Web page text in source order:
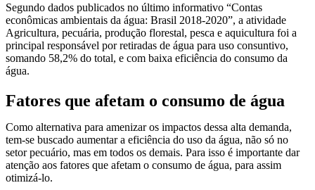
Segundo dados publicados no último informativo “Contas
econômicas ambientais da água: Brasil 2018-2020”, a atividade
Agricultura, pecuária, produção florestal, pesca e aquicultura foi a
principal responsável por retiradas de água para uso consuntivo,
somando 58,2% do total, e com baixa eficiência do consumo da
água.
Fatores que afetam o consumo de água
Como alternativa para amenizar os impactos dessa alta demanda,
tem-se buscado aumentar a eficiência do uso da água, não só no
setor pecuário, mas em todos os demais. Para isso é importante dar
atenção aos fatores que afetam o consumo de água, para assim
otimizá-lo.